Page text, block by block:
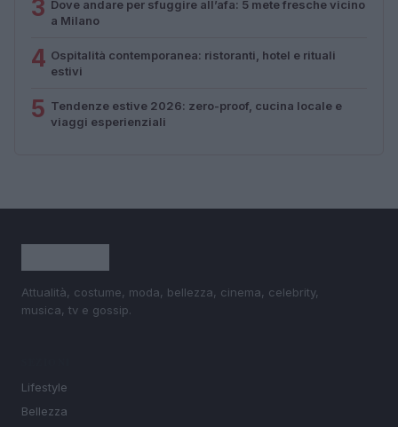
3 Dove andare per sfuggire all’afa: 5 mete fresche vicino
a Milano
4 Ospitalità contemporanea: ristoranti, hotel e rituali
estivi
5 Tendenze estive 2026: zero-proof, cucina locale e
viaggi esperienziali
Attualità, costume, moda, bellezza, cinema, celebrity,
musica, tv e gossip.
Lifestyle
Bellezza